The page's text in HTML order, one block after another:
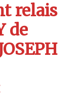
relais
de